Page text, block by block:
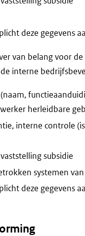
deze gegevens
van belang voor
interne
(naam,
herleidbare
interne controle
subsidie
systemen van
deze gegevens